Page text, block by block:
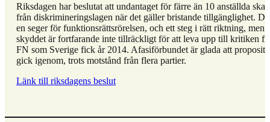
Riksdagen har beslutat att undantaget för färre än 10 anställda ska
från diskrimineringslagen när det gäller bristande tillgänglighet.
en seger för funktionsrättsrörelsen, och ett steg i rätt riktning, men
skyddet är fortfarande inte tillräckligt för att leva upp till kritiken
FN som Sverige fick år 2014. Afasiförbundet är glada att
gick igenom, trots motstånd från flera partier.
Länk till riksdagens beslut